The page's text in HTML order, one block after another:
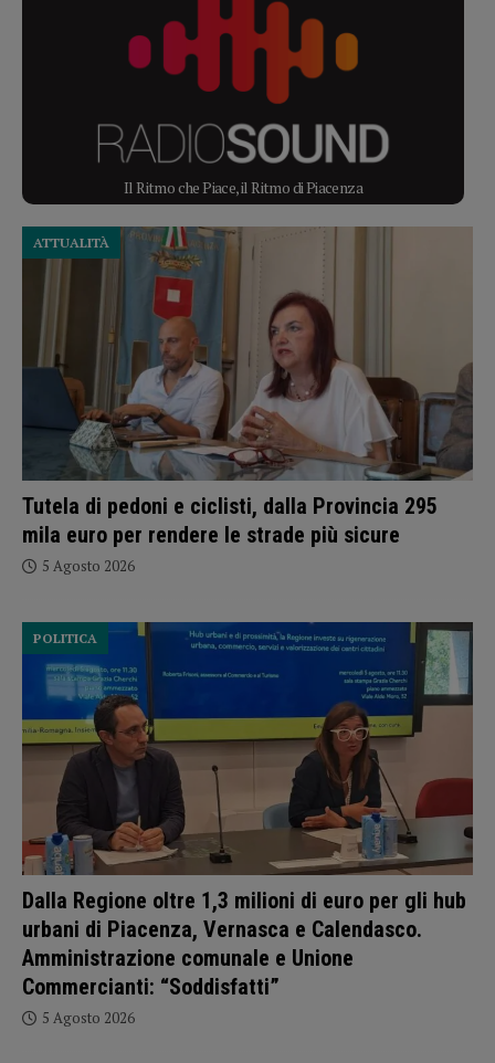
Il Ritmo che Piace, il Ritmo di Piacenza
Tutela di pedoni e ciclisti, dalla Provincia 295
mila euro per rendere le strade più sicure
ATTUALITÀ
5 Agosto 2026
Dalla Regione oltre 1,3 milioni di euro per gli hub
urbani di Piacenza, Vernasca e Calendasco.
Amministrazione comunale e Unione
Commercianti: “Soddisfatti”
POLITICA
5 Agosto 2026